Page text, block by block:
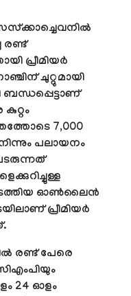
രണ്ട്
പ്രീമിയര്‍
ചുറ്റുമായി
ബന്ധപ്പെട്ടാണ്
7,000
പലായനം
ഓണ്‍ലൈന്‍
പ്രീമിയര്‍
രണ്ട് പേരെ
24 ഓളം